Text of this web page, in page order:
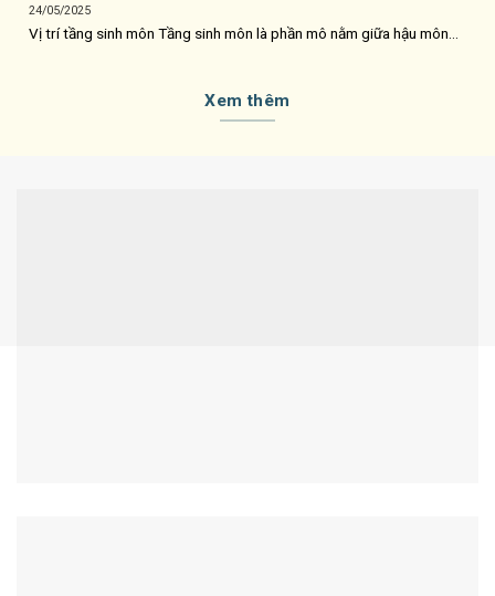
24/05/2025
Vị trí tầng sinh môn Tầng sinh môn là phần mô nằm giữa hậu môn...
Xem thêm